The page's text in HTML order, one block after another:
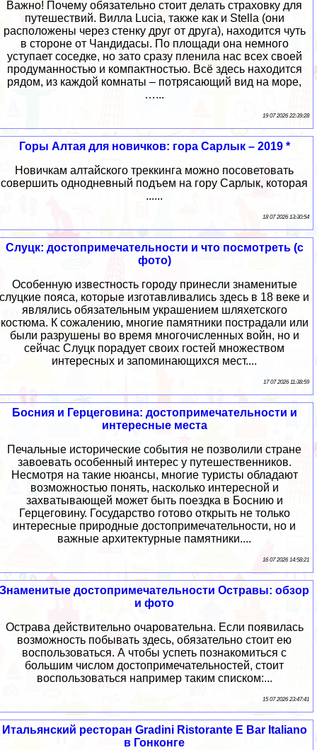
Важно! Почему обязательно стоит делать страховку для
путешествий. Вилла Lucia, также как и Stella (они
расположены через стенку друг от друга), находится чуть
в стороне от Чандидасы. По площади она немного
уступает соседке, но зато сразу пленила нас всех своей
продуманностью и компактностью. Всё здесь находится
рядом, из каждой комнаты – потрясающий вид на море,
…...
19 07 2026 22:39:28
Горы Алтая для новичков: гора Сарлык – 2019 *
Новичкам алтайского треккинга можно посоветовать
совершить однодневный подъем на гору Сарлык, которая
......
18 07 2026 13:30:54
Слуцк: достопримечательности и что посмотреть (с
фото)
Особенную известность городу принесли знаменитые
слуцкие пояса, которые изготавливались здесь в 18 веке и
являлись обязательным украшением шляхетского
костюма. К сожалению, многие памятники пострадали или
были разрушены во время многочисленных войн, но и
сейчас Слуцк порадует своих гостей множеством
интересных и запоминающихся мест....
17 07 2026 11:38:59
Босния и Герцеговина: достопримечательности и
интересные места
Печальные исторические события не позволили стране
завоевать особенный интерес у путешественников.
Несмотря на такие нюансы, многие туристы обладают
возможностью понять, насколько интересной и
захватывающей может быть поездка в Боснию и
Герцеговину. Государство готово открыть не только
интересные природные достопримечательности, но и
важные архитектурные памятники....
16 07 2026 14:58:21
Знаменитые достопримечательности Остравы: обзор
и фото
Острава действительно очаровательна. Если появилась
возможность побывать здесь, обязательно стоит ею
воспользоваться. А чтобы успеть познакомиться с
большим числом достопримечательностей, стоит
воспользоваться например таким списком:...
15 07 2026 23:47:41
Итальянский ресторан Gradini Ristorante E Bar Italiano
в Гонконге